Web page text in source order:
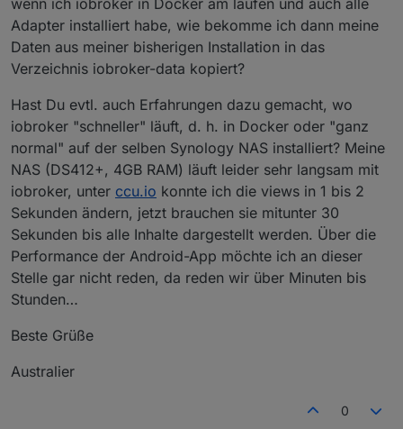
Adapter installiert habe, wie bekomme ich dann meine
Daten aus meiner bisherigen Installation in das
Verzeichnis iobroker-data kopiert?
Hast Du evtl. auch Erfahrungen dazu gemacht, wo
iobroker "schneller" läuft, d. h. in Docker oder "ganz
normal" auf der selben Synology NAS installiert? Meine
NAS (DS412+, 4GB RAM) läuft leider sehr langsam mit
iobroker, unter ccu.io konnte ich die views in 1 bis 2
Sekunden ändern, jetzt brauchen sie mitunter 30
Sekunden bis alle Inhalte dargestellt werden. Über die
Performance der Android-App möchte ich an dieser
Stelle gar nicht reden, da reden wir über Minuten bis
Stunden…
Beste Grüße
Australier
0